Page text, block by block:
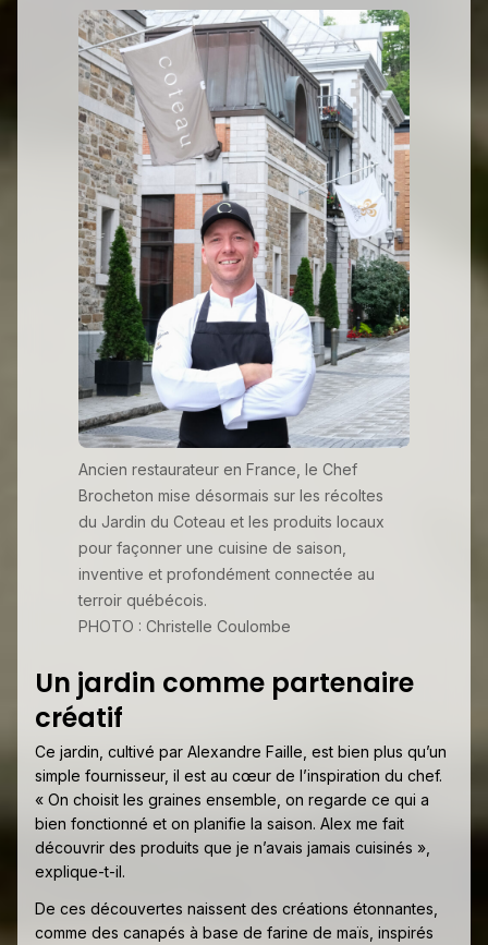
Ancien restaurateur en France, le Chef
Brocheton mise désormais sur les récoltes
du Jardin du Coteau et les produits locaux
pour façonner une cuisine de saison,
inventive et profondément connectée au
terroir québécois.
PHOTO : Christelle Coulombe
Un jardin comme partenaire
créatif
Ce jardin, cultivé par Alexandre Faille, est bien plus qu’un
simple fournisseur, il est au cœur de l’inspiration du chef.
« On choisit les graines ensemble, on regarde ce qui a
bien fonctionné et on planifie la saison. Alex me fait
découvrir des produits que je n’avais jamais cuisinés »,
explique-t-il.
De ces découvertes naissent des créations étonnantes,
comme des canapés à base de farine de maïs, inspirés